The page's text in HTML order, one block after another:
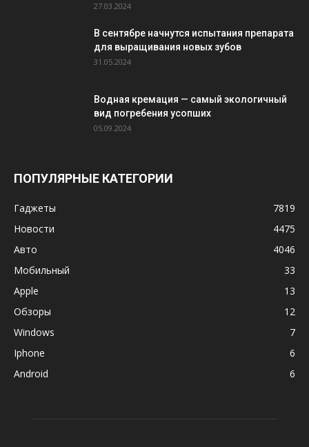
27.03.2024
В сентябре начнутся испытания препарата
для выращивания новых зубов
31.05.2024
Водная кремация — самый экологичный
вид погребения усопших
05.09.2024
ПОПУЛЯРНЫЕ КАТЕГОРИИ
Гаджеты
7819
Новости
4475
Авто
4046
Мобильный
33
Apple
13
Обзоры
12
Windows
7
Iphone
6
Android
6